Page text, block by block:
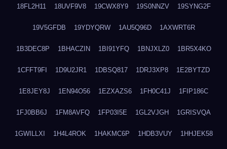
18FL2H11 18UVF9V8 19CWX8Y9 19S0NNZV 19SYNG2F
19V5GFDB 19YDYQRW 1AU5Q96D 1AXWRT6R
1B3DEC8P 1BHACZIN 1BI91YFQ 1BNJXLZ0 1BR5X4KO
1CFFT9FI 1D9U2JR1 1DBSQ817 1DRJ3XP8 1E2BYTZD
1E8JEY8J 1EN94O56 1EZXAZS6 1FH0C41J 1FIP186C
1FJ0BB6J 1FM8AVFQ 1FP03I5E 1GL2VJGH 1GRISVQA
1GWILLXI 1H4L4ROK 1HAKMC6P 1HDB3VUY 1HHJEK58